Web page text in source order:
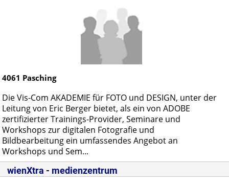
4061 Pasching
Die Vis-Com AKADEMIE für FOTO und DESIGN, unter der
Leitung von Eric Berger bietet, als ein von ADOBE
zertifizierter Trainings-Provider, Seminare und
Workshops zur digitalen Fotografie und
Bildbearbeitung ein umfassendes Angebot an
Workshops und Sem...
wienXtra - medienzentrum